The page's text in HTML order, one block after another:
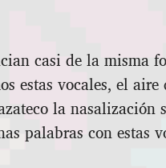
casi de la misma
estas vocales, el
la nasalización
palabras con estas